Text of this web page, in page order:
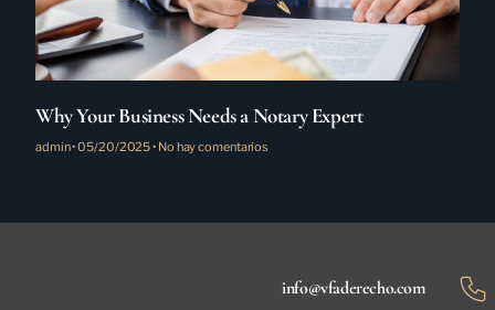
Why Your Business Needs a Notary Expert
admin 05/20/2025 No hay comentarios
info@vfaderecho.com